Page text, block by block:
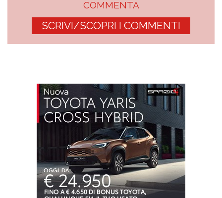
COMMENTA
SCRIVI/SCOPRI I COMMENTI